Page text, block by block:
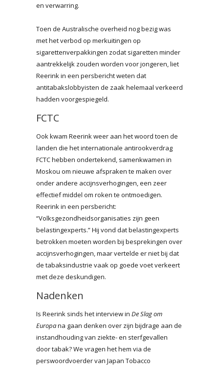
en verwarring.
Toen de Australische overheid nog bezig was
met het verbod op merkuitingen op
sigarettenverpakkingen zodat sigaretten minder
aantrekkelijk zouden worden voor jongeren, liet
Reerink in een persbericht weten dat
antitabakslobbyisten de zaak helemaal verkeerd
hadden voorgespiegeld.
FCTC
Ook kwam Reerink weer aan het woord toen de
landen die het internationale antirookverdrag
FCTC hebben ondertekend, samenkwamen in
Moskou om nieuwe afspraken te maken over
onder andere accijnsverhogingen, een zeer
effectief middel om roken te ontmoedigen.
Reerink in een persbericht:
“Volksgezondheidsorganisaties zijn geen
belastingexperts.” Hij vond dat belastingexperts
betrokken moeten worden bij besprekingen over
accijnsverhogingen, maar vertelde er niet bij dat
de tabaksindustrie vaak op goede voet verkeert
met deze deskundigen.
Nadenken
Is Reerink sinds het interview in De Slag om
Europana gaan denken over zijn bijdrage aan de
instandhouding van ziekte- en sterfgevallen
door tabak? We vragen het hem via de
perswoordvoerder van Japan Tobacco